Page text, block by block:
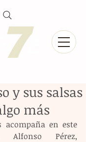
y sus salsas
más
acompaña en este
Alfonso Pérez,